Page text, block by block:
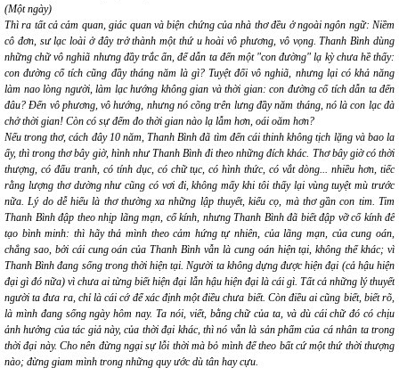
(Một ngày)
Thì ra tất cả cảm quan, giác quan và biện chứng của nhà thơ đều ở ngoài ngôn ngữ: Niềm
cô đơn, sư lạc loài ở đây trở thành một thứ u hoài vô phương, vô vọng. Thanh Bình dùng
những chữ vô nghiã nhưng đầy trắc ẩn, để dẫn ta đến một "con đường" lạ kỳ chưa hề thấy:
con đường cổ tích cũng đầy tháng năm là gì? Tuyệt đối vô nghiã, nhưng lại có khả năng
làm nao lòng người, làm lạc hướng không gian và thời gian: con đường cổ tích dẫn ta đến
đâu? Đến vô phương, vô hướng, nhưng nó cõng trên lưng đầy năm tháng, nó là con lạc đà
chở thời gian! Còn có sự đếm đo thời gian nào lạ lẫm hơn, oái oăm hơn?
Nếu trong thơ, cách đây 10 năm, Thanh Bình đã tìm đến cái thinh không tịch lặng và bao la
ấy, thì trong thơ bây giờ, hình như Thanh Bình đi theo những đích khác. Thơ bây giờ có thời
thượng, có đấu tranh, có tính dục, có chữ tục, có hình thức, có vắt dòng... nhiều hơn, tiếc
rằng lượng thơ dường như cũng có vơi đi, không mấy khi tôi thấy lại vùng tuyệt mù trước
nữa. Lý do dễ hiểu là thơ thường xa những lập thuyết, kiểu cọ, mà thơ gần con tim. Tim
Thanh Bình đập theo nhịp lãng mạn, cổ kính, nhưng Thanh Bình đã biết đập vỡ cổ kính để
tạo bình minh: thì hãy thả mình theo cảm hứng tự nhiên, của lãng mạn, của cung oán,
chẳng sao, bởi cái cung oán của Thanh Bình vẫn là cung oán hiện tại, không thể khác; vì
Thanh Bình đang sống trong thời hiện tại. Người ta không dựng được hiện đại (cả hậu hiện
đại gì đó nữa) vì chưa ai từng biết hiện đại lẫn hậu hiện đại là cái gì. Tất cả những lý thuyết
người ta đưa ra, chỉ là cái cớ đểxác định một điều chưa biết. Còn điều ai cũng biết, biết rõ,
là mình đang sống ngày hôm nay. Ta nói, viết, bằng chữ của ta, và dù cái chữ đó có chịu
ảnh hưởng của tác giả này, của thời đại khác, thì nó vẫn là sản phẩm của cá nhân ta trong
thời đại này. Cho nên đừng ngại sự lỗi thời mà bỏ mình để theo bất cứ một thứ thời thượng
nào; đừng giam mình trong những quy ước dù tân hay cựu.